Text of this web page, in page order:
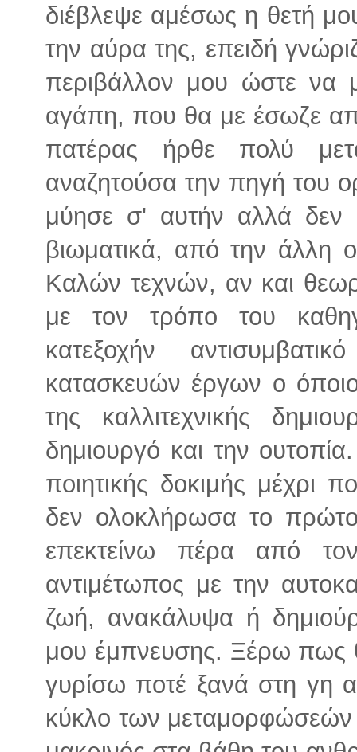
διέβλεψε αμέσως η θετή
την αύρα της, επειδή
περιβάλλον μου ώστε να
αγάπη, που θα με έσωζε
πατέρας ήρθε πολύ
αναζητούσα την πηγή του
μύησε σ' αυτήν αλλά δεν
βιωματικά, από την άλλη
Καλών τεχνών, αν και
με τον τρόπο του
κατεξοχήν
κατασκευών έργων ο
της καλλιτεχνικής
δημιουργό και την
ποιητικής δοκιμής μέχρι
δεν ολοκλήρωσα το
επεκτείνω πέρα από
αντιμέτωπος με την
ζωή, ανακάλυψα ή
μου έμπνευσης. Ξέρω
γυρίσω ποτέ ξανά στη γη
κύκλο των μεταμορφώσεών